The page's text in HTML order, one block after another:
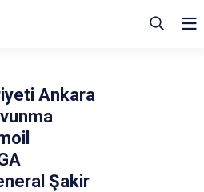
Ankara
Şakir